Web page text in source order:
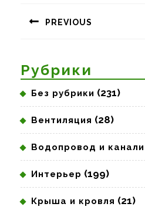
записям
PREVIOUS
Рубрики
Без рубрики (231)
Вентиляция (28)
Водопровод и
Интерьер (199)
Крыша и кровля (21)